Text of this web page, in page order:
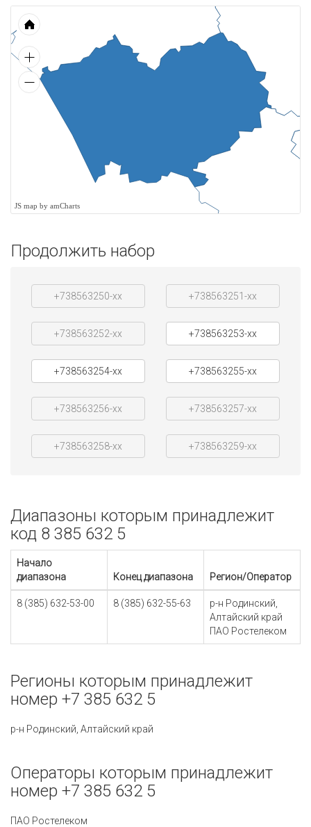
JS map by amCharts
Продолжить набор
+738563250-xx +738563251-xx
+738563252-xx +738563253-xx
+738563254-xx +738563255-xx
+738563256-xx +738563257-xx
+738563258-xx +738563259-xx
Диапазоны которым принадлежит
код 8 385 632 5
Начало
диапазона
Конец диапазона Регион/Оператор
8 (385) 632-53-00 8 (385) 632-55-63
р-н Родинский,
Алтайский край
ПАО Ростелеком
Регионы которым принадлежит
номер +7 385 632 5
р-н Родинский, Алтайский край
Операторы которым принадлежит
номер +7 385 632 5
ПАО Ростелеком